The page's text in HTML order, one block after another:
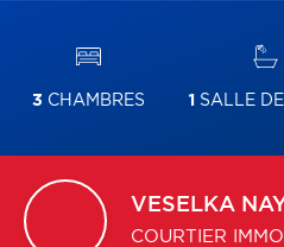
3 CHAMBRES 1 SALLE
VESELKA
COURTIER